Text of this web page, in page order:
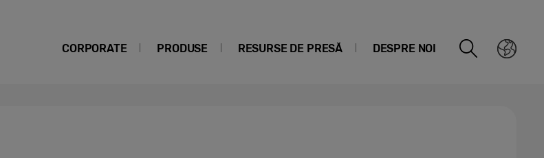
CORPORATE PRODUSE RESURSE DE PRESĂ DESPRE NOI